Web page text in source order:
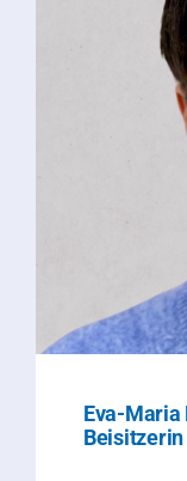
Eva-
Beisitzerin